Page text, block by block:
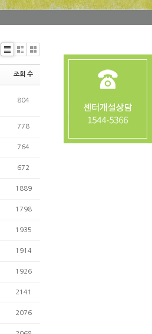
Li
Zi
G
le
조회 수
804
778
764
672
1889
1798
1935
1914
1926
2141
2076